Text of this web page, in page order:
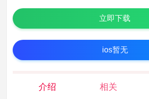
立即下载
ios暂无
介绍 相关